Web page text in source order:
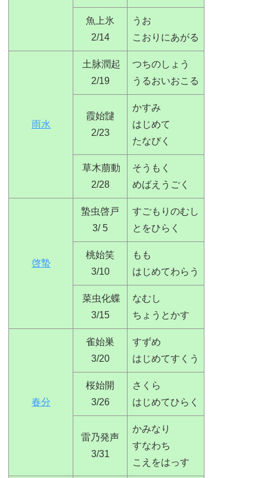
魚上氷
2/14
うお
こおりにあがる
雨水
土脉潤起
2/19
つちのしょう
うるおいおこる
霞始靆
2/23
かすみ
はじめて
たなびく
草木萠動
2/28
そうもく
めばえうごく
啓蟄
蟄虫啓戸
3/ 5
すごもりのむし
とをひらく
桃始笑
3/10
もも
はじめてわらう
菜虫化蝶
3/15
なむし
ちょうとかす
春分
雀始巣
3/20
すずめ
はじめてすくう
桜始開
3/26
さくら
はじめてひらく
雷乃発声
3/31
かみなり
すなわち
こえをはっす